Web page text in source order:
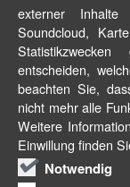
externer
Soundcloud,
entscheiden,
beachten Sie,
nicht mehr alle
Weitere
Einwillung finden
Notwendig